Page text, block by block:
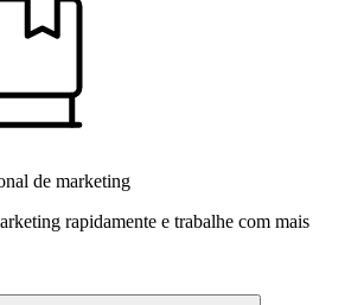
de marketing
rapidamente e trabalhe com mais